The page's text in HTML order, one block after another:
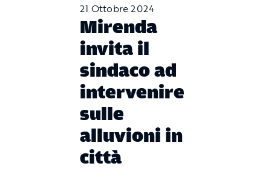
21 Ottobre 2024
Mirenda
invita il
sindaco ad
intervenire
sulle
alluvioni in
città